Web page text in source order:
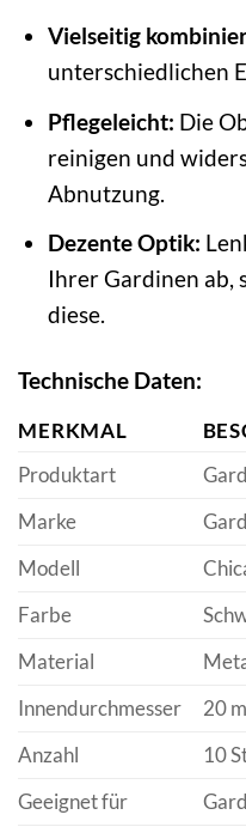
Vielseitig
unterschiedlichen
Pflegeleicht: Die
reinigen und
Abnutzung.
Dezente Optik:
Ihrer Gardinen
diese.
Technische Daten:
MERKMAL
Produktart
Marke
Modell
Farbe
Material
Innendurchmesser
20
Anzahl
10
Geeignet für